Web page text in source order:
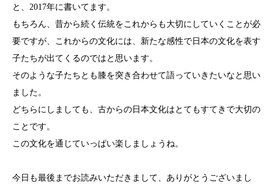
と、2017年に書いてます。
もちろん、昔から続く伝統をこれからも大切にしていくことが必
要ですが、これからの文化には、新たな感性で日本の文化を表す
子たちが出てくるのではと思います。
そのような子たちとも膝を突き合わせて語っていきたいなと思い
ました。
どちらにしましても、古からの日本文化はとてもすてきで大切の
ことです。
この文化を通じていっぱい楽しましょうね。
今日も最後までお読みいただきまして、ありがとうございまし